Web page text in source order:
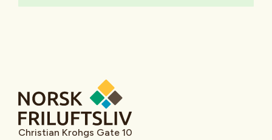
Christian Krohgs Gate 10